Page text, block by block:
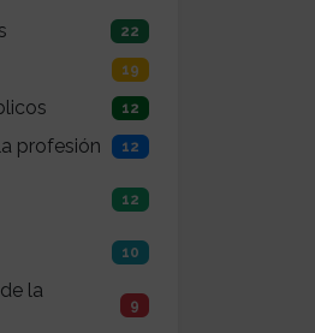
22
19
12
profesión 12
12
10
la
9